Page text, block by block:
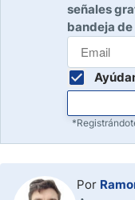
señales
bandeja
Por